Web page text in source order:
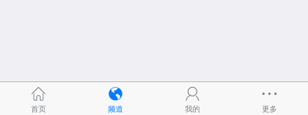
首页 频道 我的 更多